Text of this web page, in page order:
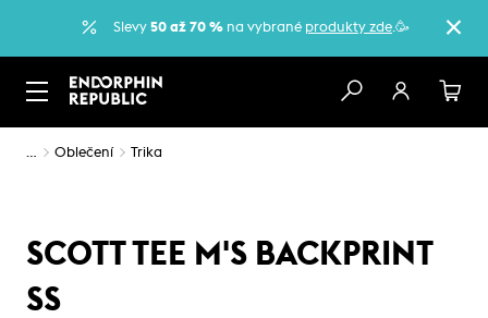
Slevy 50 až 70 % na vybrané produkty zde.🥳
… Oblečení Trika
SCOTT TEE M'S BACKPRINT
SS